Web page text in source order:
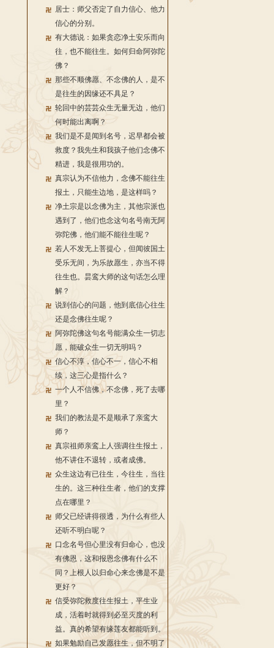
居士：师父否定了自力信心、他力
信心的分别。
有大德说：如果贪恋净土安乐而向
往，也不能往生。如何归命阿弥陀
佛？
那些不顺佛愿、不念佛的人，是不
是往生的因缘还不具足？
轮回中的芸芸众生无量无边，他们
何时能出离啊？
我们是不是闻到名号，迟早都会被
救度？我先生和我孩子他们念佛不
精进，我是很用功的。
真宗认为不信他力，念佛不能往生
报土，只能生边地，是这样吗？
净土宗是以念佛为主，其他宗派也
遇到了，他们也念这句名号南无阿
弥陀佛，他们能不能往生呢？
若人不发无上菩提心，但闻彼国土
受乐无间，为乐故愿生，亦当不得
往生也。昙鸾大师的这句话怎么理
解？
说到信心的问题，他到底信心往生
还是念佛往生呢？
阿弥陀佛这句名号能满众生一切志
愿，能破众生一切无明吗？
信心不淳，信心不一，信心不相
续，这三心是指什么？
一个人不信佛，不念佛，死了去哪
里？
我们的教法是不是顺承了亲鸾大
师？
真宗祖师亲鸾上人强调往生报土，
他不讲住不退转，或者成佛。
众生这边有已往生，今往生，当往
生的。这三种往生者，他们的支撑
点在哪里？
师父已经讲得很透，为什么有些人
还听不明白呢？
口念名号但心里没有归命心，也没
有佛恩，这和报恩念佛有什么不
同？上根人以归命心来念佛是不是
更好？
信受弥陀救度往生报土，平生业
成，活着时就得到必至灭度的利
益。真的希望有缘莲友都能听到。
如果勉励自己发愿往生，但不明了